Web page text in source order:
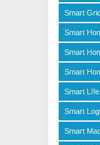
Smart
Smart
Smart
Smart
Smart
Smart
Smart